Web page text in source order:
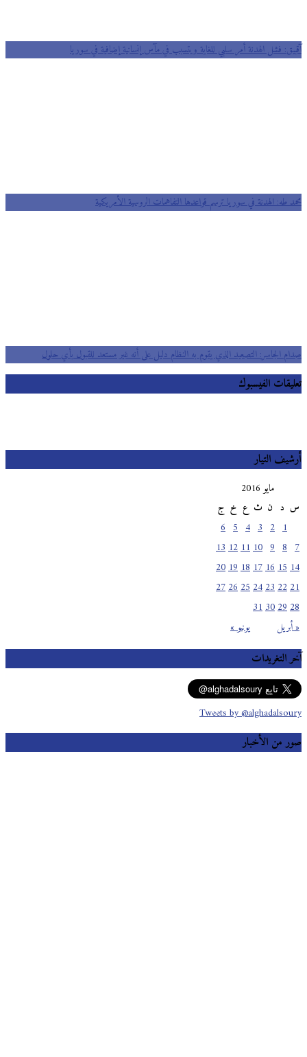
آقبيق: فشل الهدنة أمر سلبي للغاية ويتسبب في مآس إنسانية إضافية في سوريا
محمد طه: الهدنة في سوريا ترسم قواعدها التفاهمات الروسية الأمريكية
صدام الجاسر: التصعيد الذي يقوم به النظام دليل على أنه غير مستعد للقبول بأي حلول
تعليقات الفيسبوك
أرشيف التيار
مايو 2016
س
ث خ ج
« أبريل يونيو »
10
11
12
13
14
15
16
17
18
19
20
21
22
23
24
25
26
27
28
29
30
31
آخر التغريدات
Tweets by @alghadalsoury
صور من الأخبار